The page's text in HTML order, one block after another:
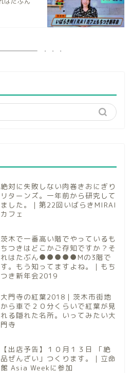
絶対に失敗しない肉巻きおにぎり
リターンズ。一年前から研究して
ました。｜第22回いばらきMIRAI
カフェ
茨木で一番高い階でやっているも
ちつきはどこかご存知ですか？そ
れはたぶん●●●●●Mの3階で
す。もう知ってますよね。｜もち
つき新年会2019
大門寺の紅葉2018｜茨木市街地
から車で２０分くらいで紅葉が見
れる隠れた名所。いってみたい大
門寺
【出店予告】１０月１３日 「絶
品ぜんざい」つくります。｜立命
館 Asia Weekに参加